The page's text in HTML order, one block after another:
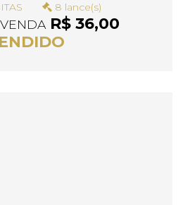
8 lance(s)
R$ 36,00